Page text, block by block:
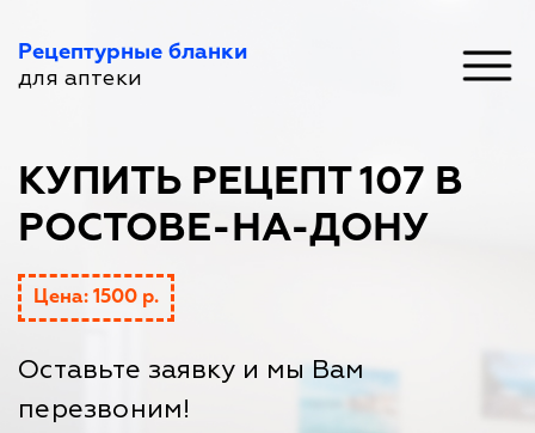
Рецептурные бланки
для аптеки
КУПИТЬ РЕЦЕПТ 107 В
РОСТОВЕ-НА-ДОНУ
Цена: 1500 р.
Оставьте заявку и мы Вам
перезвоним!